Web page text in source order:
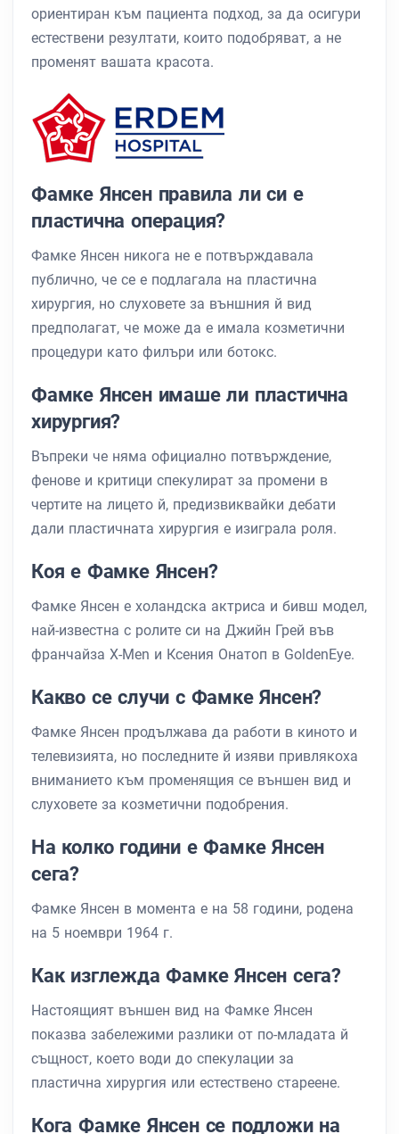
ориентиран към пациента подход, за да осигури
естествени резултати, които подобряват, а не
променят вашата красота.
Фамке Янсен правила ли си е
пластична операция?
Фамке Янсен никога не е потвърждавала
публично, че се е подлагала на пластична
хирургия, но слуховете за външния й вид
предполагат, че може да е имала козметични
процедури като филъри или ботокс.
Фамке Янсен имаше ли пластична
хирургия?
Въпреки че няма официално потвърждение,
фенове и критици спекулират за промени в
чертите на лицето й, предизвиквайки дебати
дали пластичната хирургия е изиграла роля.
Коя е Фамке Янсен?
Фамке Янсен е холандска актриса и бивш модел,
най-известна с ролите си на Джийн Грей във
франчайза X-Men и Ксения Онатоп в GoldenEye.
Какво се случи с Фамке Янсен?
Фамке Янсен продължава да работи в киното и
телевизията, но последните й изяви привлякоха
вниманието към променящия се външен вид и
слуховете за козметични подобрения.
На колко години е Фамке Янсен
сега?
Фамке Янсен в момента е на 58 години, родена
на 5 ноември 1964 г.
Как изглежда Фамке Янсен сега?
Настоящият външен вид на Фамке Янсен
показва забележими разлики от по-младата й
същност, което води до спекулации за
пластична хирургия или естествено стареене.
Кога Фамке Янсен се подложи на